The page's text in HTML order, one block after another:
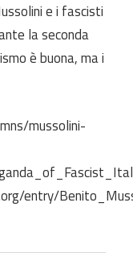
e i fascisti
la seconda
è buona, ma i
mussolini-
entry/